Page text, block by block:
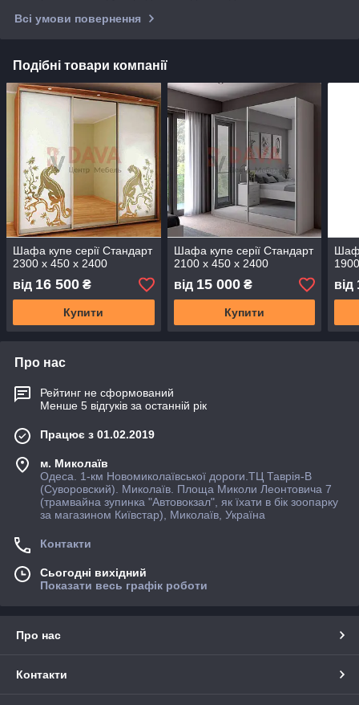
Всі умови повернення
Подібні товари компанії
Шафа купе серії Стандарт
2300 х 450 х 2400
від 16 500 ₴
Купити
Шафа купе серії Стандарт
2100 х 450 х 2400
від 15 000₴
Купити
від
Про нас
Рейтинг не сформований
Менше 5 відгуків за останній рік
Працює з 01.02.2019
м. Миколаїв
Одеса. 1-км Новомиколаївської дороги.ТЦ Таврія-В
(Суворовский). Миколаїв. Площа Миколи Леонтовича 7
(трамвайна зупинка "Автовокзал", як їхати в бiк зоопарку
за магазином Київстар), Миколаїв, Україна
Контакти
Сьогодні вихідний
Показати весь графік роботи
Про нас
Контакти